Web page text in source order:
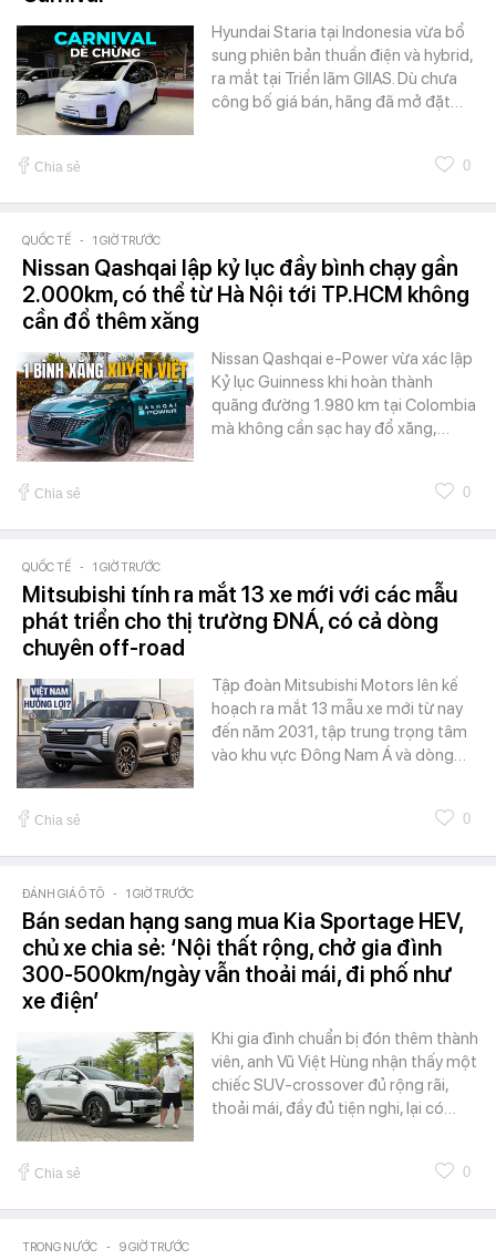
Hyundai Staria tại Indonesia vừa bổ
sung phiên bản thuần điện và hybrid,
ra mắt tại Triển lãm GIIAS. Dù chưa
công bố giá bán, hãng đã mở đặt…
Chia sẻ 0
QUỐC TẾ - 1 GIỜ TRƯỚC
Nissan Qashqai lập kỷ lục đầy bình chạy gần
2.000km, có thể từ Hà Nội tới TP.HCM không
cần đổ thêm xăng
Nissan Qashqai e-Power vừa xác lập
Kỷ lục Guinness khi hoàn thành
quãng đường 1.980 km tại Colombia
mà không cần sạc hay đổ xăng,…
Chia sẻ 0
QUỐC TẾ - 1 GIỜ TRƯỚC
Mitsubishi tính ra mắt 13 xe mới với các mẫu
phát triển cho thị trường ĐNÁ, có cả dòng
chuyên off-road
Tập đoàn Mitsubishi Motors lên kế
hoạch ra mắt 13 mẫu xe mới từ nay
đến năm 2031, tập trung trọng tâm
vào khu vực Đông Nam Á và dòng…
Chia sẻ 0
ĐÁNH GIÁ Ô TÔ - 1 GIỜ TRƯỚC
Bán sedan hạng sang mua Kia Sportage HEV,
chủ xe chia sẻ: ‘Nội thất rộng, chở gia đình
300-500km/ngày vẫn thoải mái, đi phố như
xe điện’
Khi gia đình chuẩn bị đón thêm thành
viên, anh Vũ Việt Hùng nhận thấy một
chiếc SUV-crossover đủ rộng rãi,
thoải mái, đầy đủ tiện nghi, lại có…
Chia sẻ 0
TRONG NƯỚC - 9 GIỜ TRƯỚC